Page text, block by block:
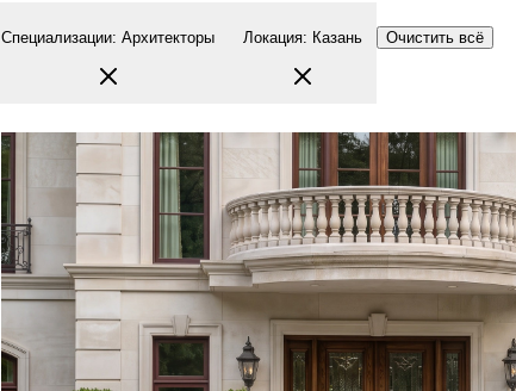
Специализации: Архитекторы Локация: Казань Очистить всё